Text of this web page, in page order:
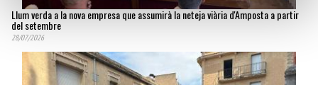
Llum verda a la nova empresa que assumirà la neteja viària d'Amposta a partir
del setembre
28/07/2026